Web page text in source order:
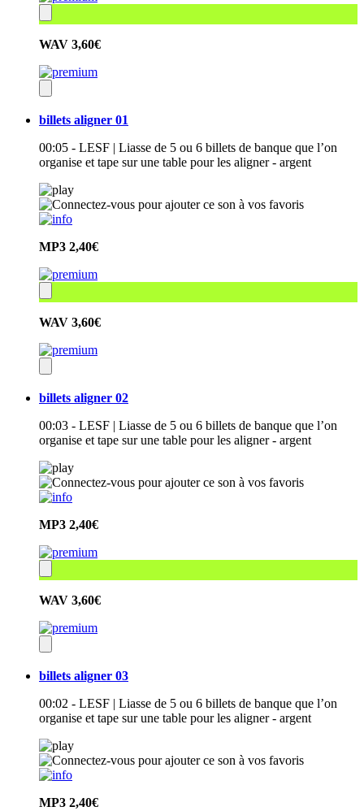
WAV 3,60€
billets aligner 01
00:05 - LESF | Liasse de 5 ou 6 billets de banque que l’on
organise et tape sur une table pour les aligner - argent
MP3 2,40€
WAV 3,60€
billets aligner 02
00:03 - LESF | Liasse de 5 ou 6 billets de banque que l’on
organise et tape sur une table pour les aligner - argent
MP3 2,40€
WAV 3,60€
billets aligner 03
00:02 - LESF | Liasse de 5 ou 6 billets de banque que l’on
organise et tape sur une table pour les aligner - argent
MP3 2,40€